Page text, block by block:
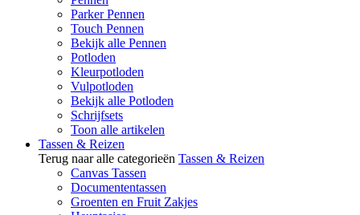
Parker Pennen
Touch Pennen
Bekijk alle Pennen
Potloden
Kleurpotloden
Vulpotloden
Bekijk alle Potloden
Schrijfsets
Toon alle artikelen
Tassen & Reizen
Terug naar alle categorieën Tassen & Reizen
Canvas Tassen
Documententassen
Groenten en Fruit Zakjes